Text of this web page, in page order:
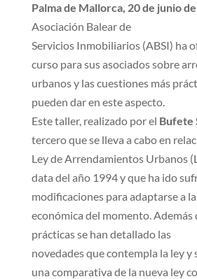
Palma de Mallorca, 20 de junio
Asociación Balear de
Servicios Inmobiliarios (ABSI) ha
curso para sus asociados sobre
urbanos y las cuestiones más
pueden dar en este aspecto.
Este taller, realizado por el Bufete
tercero que se lleva a cabo en
Ley de Arrendamientos Urbanos
data del año 1994 y que ha ido
modificaciones para adaptarse a
económica del momento. Además
prácticas se han detallado las
novedades que contempla la ley y
una comparativa de la nueva ley